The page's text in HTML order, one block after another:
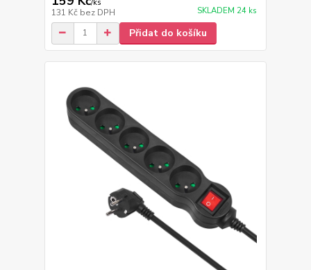
/ks
131 Kč bez DPH SKLADEM 24 ks
Přidat do košíku